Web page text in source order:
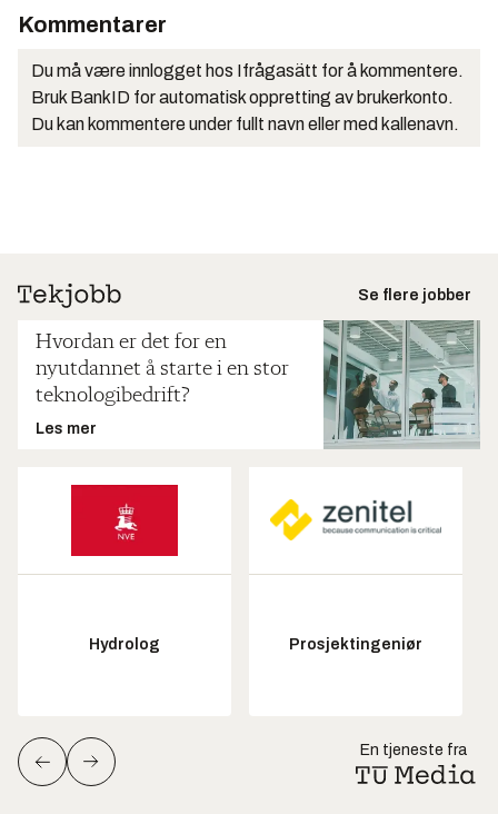
Kommentarer
Du må være innlogget hos Ifrågasätt for å kommentere.
Bruk BankID for automatisk oppretting av brukerkonto.
Du kan kommentere under fullt navn eller med kallenavn.
Se flere jobber
Hvordan er det for en
nyutdannet å starte i en stor
teknologibedrift?
Les mer
Hydrolog Prosjektingeniør
En tjeneste fra